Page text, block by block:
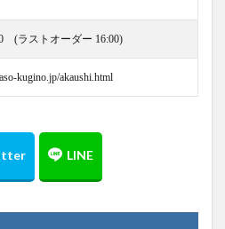
(ラストオーダー 16:00)
kugino.jp/akaushi.html